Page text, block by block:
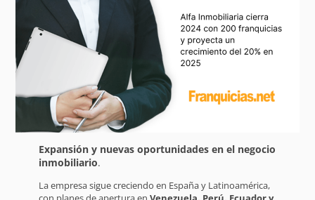
Expansión y nuevas oportunidades en el negocio
inmobiliario.
La empresa sigue creciendo en España y Latinoamérica,